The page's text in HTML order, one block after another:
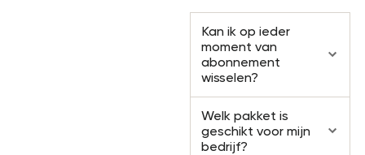
Kan ik op ieder
moment van
abonnement
wisselen?
Welk pakket is
geschikt voor mijn
bedrijf?